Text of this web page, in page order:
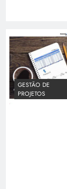
GESTÃO DE
PROJETOS